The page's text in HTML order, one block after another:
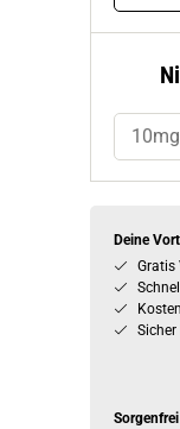
10mg
Deine
Gratis
Sicher